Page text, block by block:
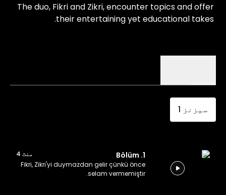
The duo, Fikri and Zikri, encounter topics and offer
their entertaining yet educational takes.
سیزنز 1
1. Bölüm
منٹ 4
Fikri, Zikri'yi duymazdan gelir çünkü önce
selam vermemiştir.